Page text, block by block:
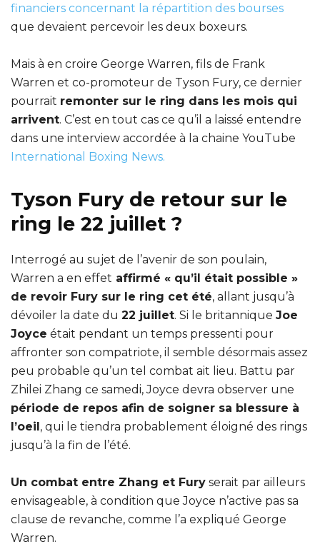
financiers concernant la répartition des bourses
que devaient percevoir les deux boxeurs.
Mais à en croire George Warren, fils de Frank
Warren et co-promoteur de Tyson Fury, ce dernier
pourrait remonter sur le ring dans les mois qui
arrivent. C’est en tout cas ce qu’il a laissé entendre
dans une interview accordée à la chaine YouTube
International Boxing News.
Tyson Fury de retour sur le
ring le 22 juillet ?
Interrogé au sujet de l’avenir de son poulain,
Warren a en effet affirmé « qu’il était possible »
de revoir Fury sur le ring cet été, allant jusqu’à
dévoiler la date du 22 juillet. Si le britannique Joe
Joyce était pendant un temps pressenti pour
affronter son compatriote, il semble désormais assez
peu probable qu’un tel combat ait lieu. Battu par
Zhilei Zhang ce samedi, Joyce devra observer une
période de repos afin de soigner sa blessure à
l’oeil, qui le tiendra probablement éloigné des rings
jusqu’à la fin de l’été.
Un combat entre Zhang et Fury serait par ailleurs
envisageable, à condition que Joyce n’active pas sa
clause de revanche, comme l’a expliqué George
Warren.